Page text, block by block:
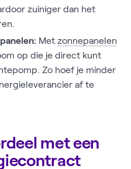
zuiniger dan het
Met zonnepanelen
op die je direct kunt
Zo hoef je minder
af te
met een